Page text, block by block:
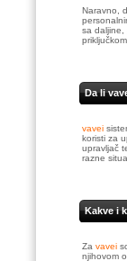
Naravno,
sa daljine,
Da li
vavei
koristi za
upravljač
razne
Kakve i
Za vavei
njihovom